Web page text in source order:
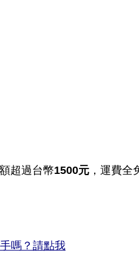
超過台幣1500元 ，運費全
嗎？請點我